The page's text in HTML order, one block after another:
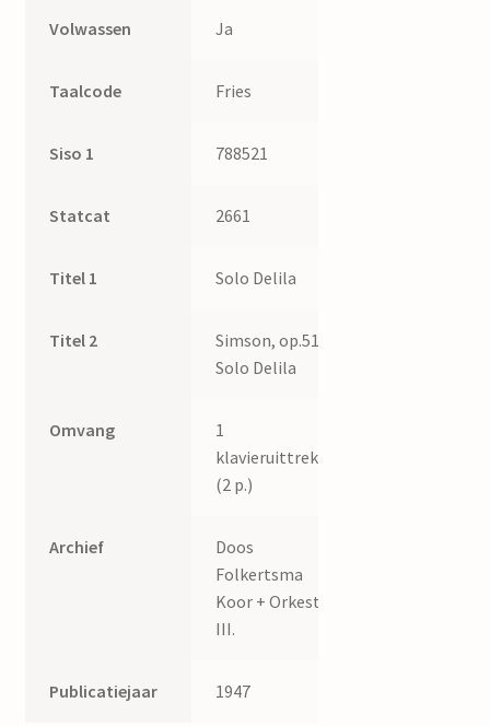
Volwassen Ja
Taalcode Fries
Siso 1 788521
Statcat 2661
Titel 1 Solo Delila
Titel 2
Simson, op.51.
Solo Delila
Omvang
1
klavieruittreksel
(2 p.)
Archief
Doos
Folkertsma
Koor + Orkest
III.
Publicatiejaar 1947